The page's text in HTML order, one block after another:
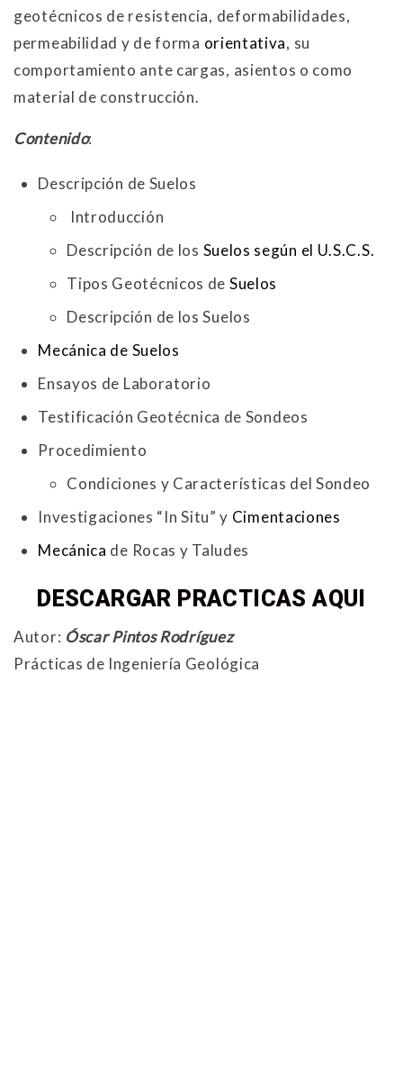
geotécnicos de resistencia, deformabilidades,
permeabilidad y de forma orientativa, su
comportamiento ante cargas, asientos o como
material de construcción.
Contenido:
Descripción de Suelos
Introducción
Descripción de los Suelos según el U.S.C.S.
Tipos Geotécnicos de Suelos
Descripción de los Suelos
Mecánica de Suelos
Ensayos de Laboratorio
Testificación Geotécnica de Sondeos
Procedimiento
Condiciones y Características del Sondeo
Investigaciones “In Situ” y Cimentaciones
Mecánica de Rocas y Taludes
DESCARGAR PRACTICAS AQUI
Autor: Óscar Pintos Rodríguez
Prácticas de Ingeniería Geológica